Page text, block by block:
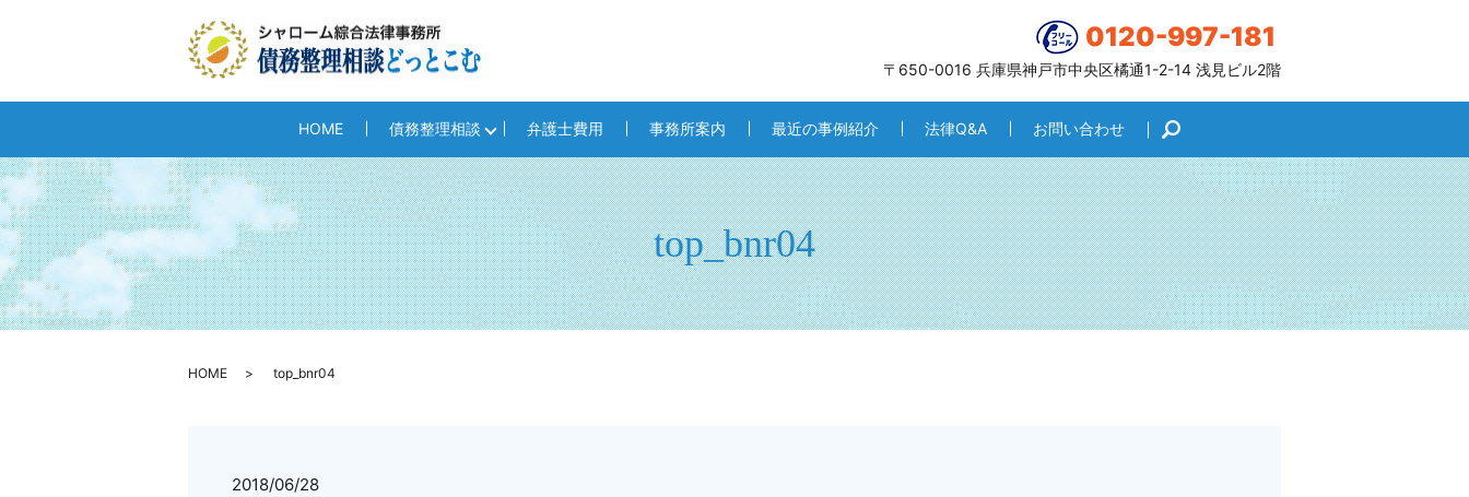
0120-997-181
〒650-0016 兵庫県神戸市中央区橘通1-2-14 浅見ビル2階
HOME 債務整理相談 弁護士費用 事務所案内 最近の事例紹介 法律Q&A お問い合わせ search
top_bnr04
HOME top_bnr04
2018/06/28